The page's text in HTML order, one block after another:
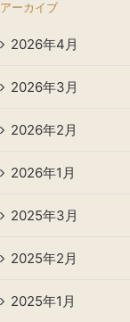
アーカイブ
2026年4月
2026年3月
2026年2月
2026年1月
2025年3月
2025年2月
2025年1月